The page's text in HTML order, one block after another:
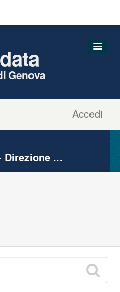
Accedi
Genova
Direzione ...